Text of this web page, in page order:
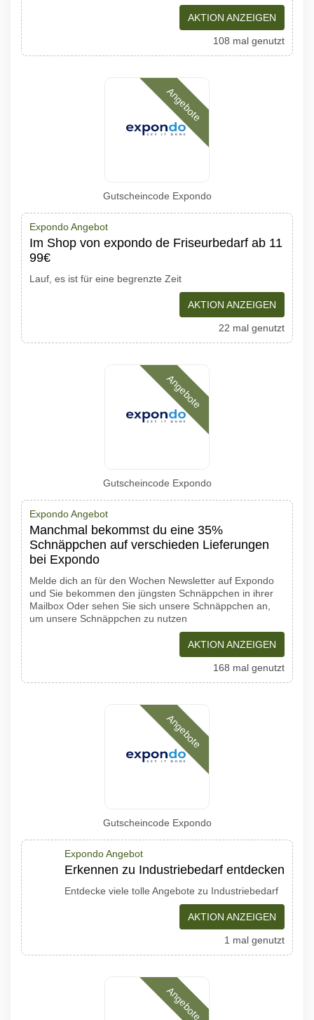
AKTION ANZEIGEN
108 mal genutzt
Angebote
Gutscheincode Expondo
Expondo Angebot
Im Shop von expondo de Friseurbedarf ab 11
99€
Lauf, es ist für eine begrenzte Zeit
AKTION ANZEIGEN
22 mal genutzt
Angebote
Gutscheincode Expondo
Expondo Angebot
Manchmal bekommst du eine 35%
Schnäppchen auf verschieden Lieferungen
bei Expondo
Melde dich an für den Wochen Newsletter auf Expondo
und Sie bekommen den jüngsten Schnäppchen in ihrer
Mailbox Oder sehen Sie sich unsere Schnäppchen an,
um unsere Schnäppchen zu nutzen
AKTION ANZEIGEN
168 mal genutzt
Angebote
Gutscheincode Expondo
Expondo Angebot
Erkennen zu Industriebedarf entdecken
Entdecke viele tolle Angebote zu Industriebedarf
AKTION ANZEIGEN
1 mal genutzt
Angebote